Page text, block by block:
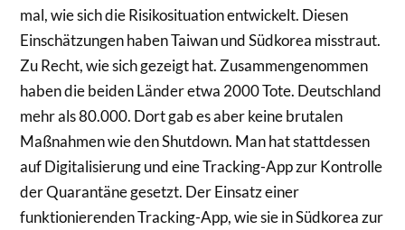
mal, wie sich die Risikosituation entwickelt. Diesen
Einschätzungen haben Taiwan und Südkorea misstraut.
Zu Recht, wie sich gezeigt hat. Zusammengenommen
haben die beiden Länder etwa 2000 Tote. Deutschland
mehr als 80.000. Dort gab es aber keine brutalen
Maßnahmen wie den Shutdown. Man hat stattdessen
auf Digitalisierung und eine Tracking-App zur Kontrolle
der Quarantäne gesetzt. Der Einsatz einer
funktionierenden Tracking-App, wie sie in Südkorea zur